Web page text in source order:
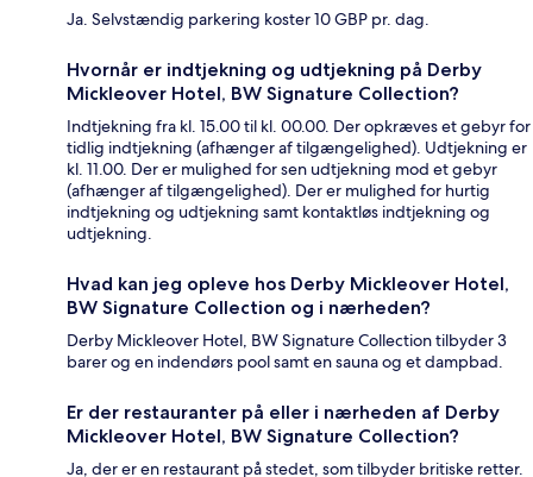
Ja. Selvstændig parkering koster 10 GBP pr. dag.
Hvornår er indtjekning og udtjekning på Derby
Mickleover Hotel, BW Signature Collection?
Indtjekning fra kl. 15.00 til kl. 00.00. Der opkræves et gebyr for
tidlig indtjekning (afhænger af tilgængelighed). Udtjekning er
kl. 11.00. Der er mulighed for sen udtjekning mod et gebyr
(afhænger af tilgængelighed). Der er mulighed for hurtig
indtjekning og udtjekning samt kontaktløs indtjekning og
udtjekning.
Hvad kan jeg opleve hos Derby Mickleover Hotel,
BW Signature Collection og i nærheden?
Derby Mickleover Hotel, BW Signature Collection tilbyder 3
barer og en indendørs pool samt en sauna og et dampbad.
Er der restauranter på eller i nærheden af Derby
Mickleover Hotel, BW Signature Collection?
Ja, der er en restaurant på stedet, som tilbyder britiske retter.